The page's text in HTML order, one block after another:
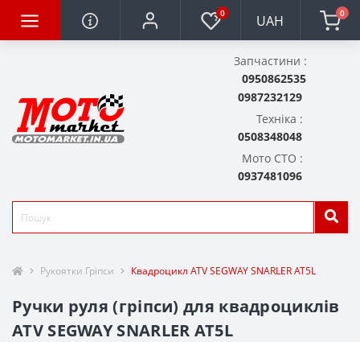
0 UAH 0
Запчастини :
0950862535
0987232129
Техніка :
0508348048
Мото СТО :
0937481096
Рукоятки Гріпси Квадроцикл ATV SEGWAY SNARLER AT5L
Ручки руля (гріпси) для квадроциклів
ATV SEGWAY SNARLER AT5L